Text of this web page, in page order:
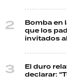
Bomba en
que los
invitados
El duro
declarar: